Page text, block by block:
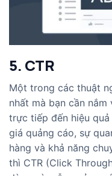
5. CTR
Một trong các thuật
nhất mà bạn cần nắm
trực tiếp đến hiệu
giá quảng cáo, sự
hàng và khả năng
thì CTR (Click